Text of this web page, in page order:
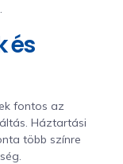
és
fontos az
Háztartási
több színre